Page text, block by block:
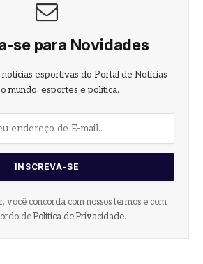
se para Novidades
notícias esportivas do Portal de Notícias
mundo, esportes e política.
você concorda com nossos termos e com
de Política de Privacidade.